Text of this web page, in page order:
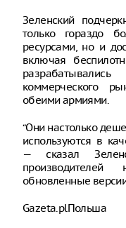
Зеленский
только гораздо
ресурсами, но и
включая
коммерческого
обеими армиями.
“Они настолько
используются в
— сказал
обновленные
Gazeta.plПольша